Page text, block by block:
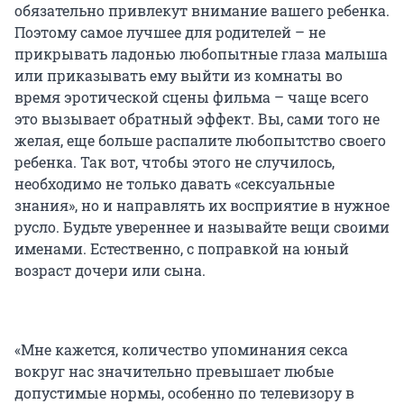
обязательно привлекут внимание вашего ребенка.
Поэтому самое лучшее для родителей – не
прикрывать ладонью любопытные глаза малыша
или приказывать ему выйти из комнаты во
время эротической сцены фильма – чаще всего
это вызывает обратный эффект. Вы, сами того не
желая, еще больше распалите любопытство своего
ребенка. Так вот, чтобы этого не случилось,
необходимо не только давать «сексуальные
знания», но и направлять их восприятие в нужное
русло. Будьте увереннее и называйте вещи своими
именами. Естественно, с поправкой на юный
возраст дочери или сына.
«Мне кажется, количество упоминания секса
вокруг нас значительно превышает любые
допустимые нормы, особенно по телевизору в